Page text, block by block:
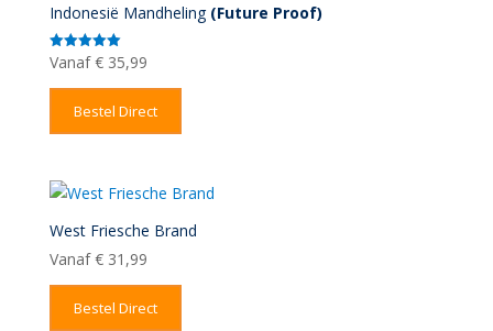
Indonesië Mandheling (Future Proof)
Gewaardeerd
5.00
uit 5
Vanaf €35,99
Bestel Direct
West Friesche Brand
Vanaf €31,99
Bestel Direct